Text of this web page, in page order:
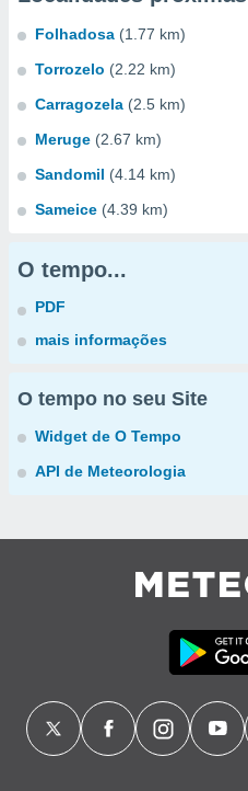
Folhadosa (1.77 km)
Torrozelo (2.22 km)
Carragozela (2.5 km)
Meruge (2.67 km)
Sandomil (4.14 km)
Sameice (4.39 km)
O tempo...
PDF
mais informações
O tempo no seu Site
Widget de O Tempo
API de Meteorologia